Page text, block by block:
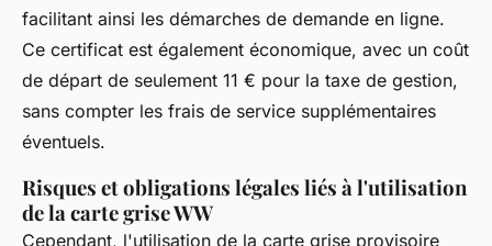
facilitant ainsi les démarches de demande en ligne.
Ce certificat est également économique, avec un coût
de départ de seulement 11 € pour la taxe de gestion,
sans compter les frais de service supplémentaires
éventuels.
Risques et obligations légales liés à l'utilisation
de la carte grise WW
Cependant, l'utilisation de la carte grise provisoire